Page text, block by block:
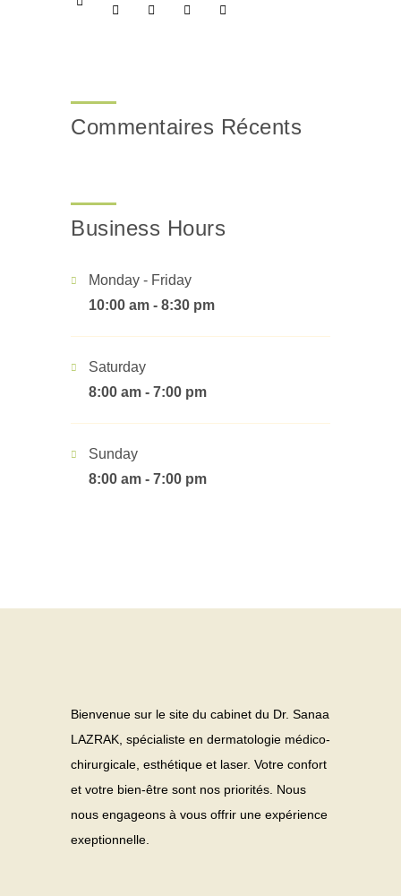
Commentaires Récents
Business Hours
Monday - Friday
10:00 am - 8:30 pm
Saturday
8:00 am - 7:00 pm
Sunday
8:00 am - 7:00 pm
Bienvenue sur le site du cabinet du Dr. Sanaa
LAZRAK, spécialiste en dermatologie médico-
chirurgicale, esthétique et laser. Votre confort
et votre bien-être sont nos priorités. Nous
nous engageons à vous offrir une expérience
exeptionnelle.